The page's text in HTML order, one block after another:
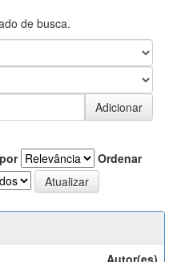
de busca.
Ordenar
Autor(es)